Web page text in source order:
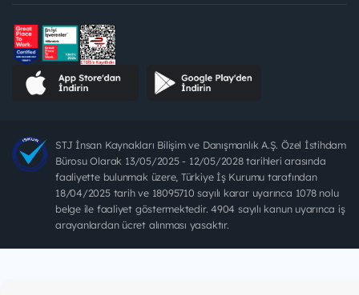
STJ İnsan Kaynakları Bilişim ve Danışmanlık A.Ş. Özel İstihdam
Bürosu Olarak 13/05/2025 - 12/05/2028 tarihleri arasında
faaliyette bulunmak üzere, Türkiye İş Kurumu tarafından
18/04/2025 tarih ve 18095710 sayılı karar uyarınca 1078 nolu
belge ile faaliyet göstermektedir. 4904 sayılı kanun uyarınca iş
arayanlardan ücret alınması yasaktır.